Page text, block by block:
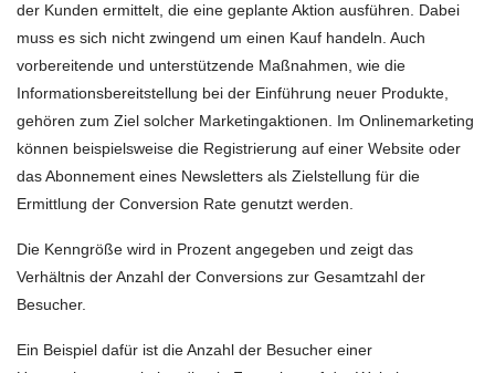
der Kunden ermittelt, die eine geplante Aktion ausführen. Dabei
muss es sich nicht zwingend um einen Kauf handeln. Auch
vorbereitende und unterstützende Maßnahmen, wie die
Informationsbereitstellung bei der Einführung neuer Produkte,
gehören zum Ziel solcher Marketingaktionen. Im Onlinemarketing
können beispielsweise die Registrierung auf einer Website oder
das Abonnement eines Newsletters als Zielstellung für die
Ermittlung der Conversion Rate genutzt werden.
Die Kenngröße wird in Prozent angegeben und zeigt das
Verhältnis der Anzahl der Conversions zur Gesamtzahl der
Besucher.
Ein Beispiel dafür ist die Anzahl der Besucher einer